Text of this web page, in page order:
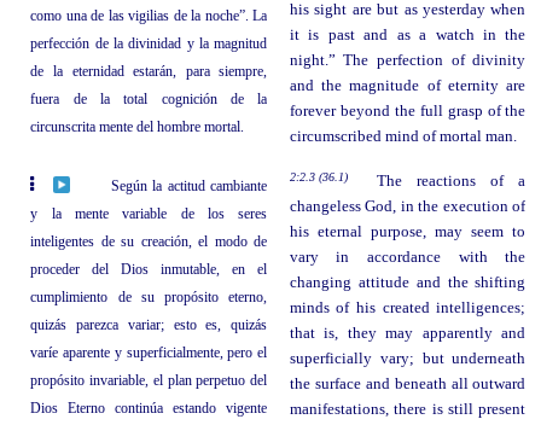
como una de las vigilias de la noche”. La
perfección de la divinidad y la magnitud
de la eternidad estarán, para siempre,
fuera de la total cognición de la
circunscrita mente del hombre mortal.
his sight are but as yesterday when
it is past and as a watch in the
night.” The perfection of divinity
and the magnitude of eternity are
forever beyond the full grasp of the
circumscribed mind of mortal man.
Según la actitud cambiante
y la mente variable de los seres
inteligentes de su creación, el modo de
proceder del Dios inmutable, en el
cumplimiento de su propósito eterno,
quizás parezca variar; esto es, quizás
varíe aparente y superficialmente, pero el
propósito invariable, el plan perpetuo del
Dios Eterno continúa estando vigente
2:2.3 (36.1)
The reactions of a
changeless God, in the execution of
his eternal purpose, may seem to
vary in accordance with the
changing attitude and the shifting
minds of his created intelligences;
that is, they may apparently and
superficially vary; but underneath
the surface and beneath all outward
manifestations, there is still present